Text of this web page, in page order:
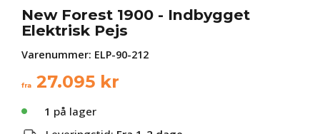
New Forest 1900 - Indbygget
Elektrisk Pejs
Varenummer: ELP-90-212
fra 27.095 kr
1 på lager